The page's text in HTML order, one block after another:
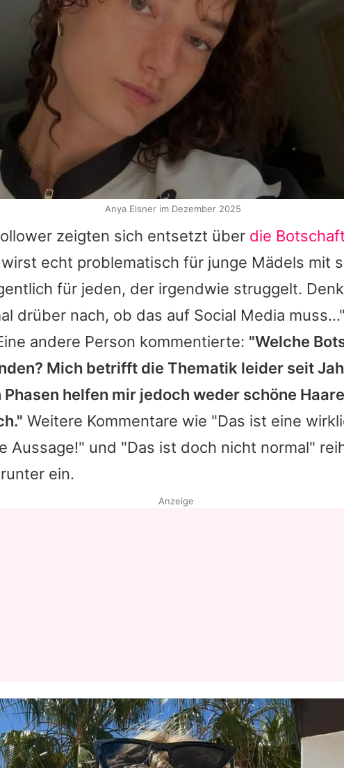
zeigten sich entsetzt über die Botschaft
echt problematisch für junge Mädels mit
für jeden, der irgendwie struggelt.
drüber nach, ob das auf Social Media
andere Person kommentierte: "Welche
Mich betrifft die Thematik leider seit
Phasen helfen mir jedoch weder schöne
Weitere Kommentare wie "Das ist eine
Aussage!" und "Das ist doch nicht normal"
ein.
Anya Elsner im Dezember 2025
Anzeige